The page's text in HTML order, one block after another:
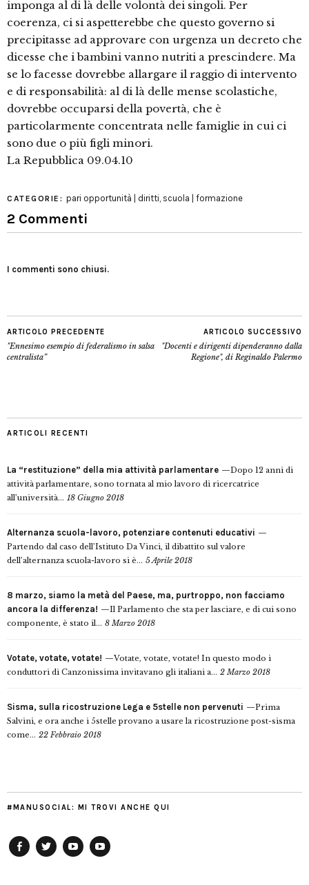
imponga al di là delle volontà dei singoli. Per
coerenza, ci si aspetterebbe che questo governo si
precipitasse ad approvare con urgenza un decreto che
dicesse che i bambini vanno nutriti a prescindere. Ma
se lo facesse dovrebbe allargare il raggio di intervento
e di responsabilità: al di là delle mense scolastiche,
dovrebbe occuparsi della povertà, che è
particolarmente concentrata nelle famiglie in cui ci
sono due o più figli minori.
La Repubblica 09.04.10
CATEGORIE: pari opportunità | diritti, scuola | formazione
2 Commenti
I commenti sono chiusi.
ARTICOLO PRECEDENTE
"Ennesimo esempio di federalismo in salsa
centralista”
ARTICOLO SUCCESSIVO
"Docenti e dirigenti dipenderanno dalla
Regione", di Reginaldo Palermo
ARTICOLI RECENTI
La “restituzione” della mia attività parlamentare
Dopo 12 anni di
attività parlamentare, sono tornata al mio lavoro di ricercatrice
all’università... 18 Giugno 2018
Alternanza scuola-lavoro, potenziare contenuti educativi
Partendo dal caso dell’Istituto Da Vinci, il dibattito sul valore
dell’alternanza scuola-lavoro si è... 5 Aprile 2018
8 marzo, siamo la metà del Paese, ma, purtroppo, non facciamo
ancora la differenza!
Il Parlamento che sta per lasciare, e di cui sono
componente, è stato il... 8 Marzo 2018
Votate, votate, votate!
Votate, votate, votate! In questo modo i
conduttori di Canzonissima invitavano gli italiani a... 2 Marzo 2018
Sisma, sulla ricostruzione Lega e 5stelle non pervenuti
Prima
Salvini, e ora anche i 5stelle provano a usare la ricostruzione post-sisma
come... 22 Febbraio 2018
#MANUSOCIAL: MI TROVI ANCHE QUI